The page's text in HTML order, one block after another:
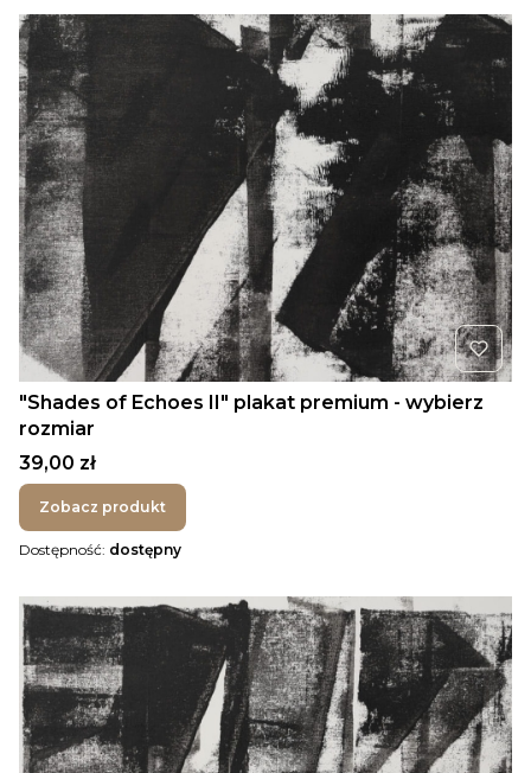
"Shades of Echoes II" plakat premium - wybierz
rozmiar
Cena
39,00 zł
Zobacz produkt
Dostępność: dostępny